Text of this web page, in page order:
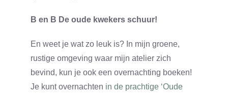
B en B De oude kwekers schuur!
En weet je wat zo leuk is? In mijn groene,
rustige omgeving waar mijn atelier zich
bevind, kun je ook een overnachting boeken!
Je kunt overnachten in de prachtige ‘Oude